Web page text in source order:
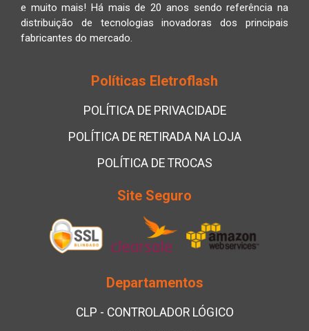
e muito mais! Há mais de 20 anos sendo referência na
distribuição de tecnologias inovadoras dos principais
fabricantes do mercado.
Políticas Eletroflash
POLÍTICA DE PRIVACIDADE
POLÍTICA DE RETIRADA NA LOJA
POLÍTICA DE TROCAS
Site Seguro
Departamentos
CLP - CONTROLADOR LÓGICO